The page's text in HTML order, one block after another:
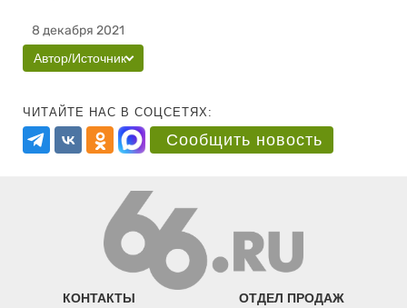
8 декабря 2021
Автор/Источник
ЧИТАЙТЕ НАС В СОЦСЕТЯХ:
Сообщить новость
КОНТАКТЫ ОТДЕЛ ПРОДАЖ